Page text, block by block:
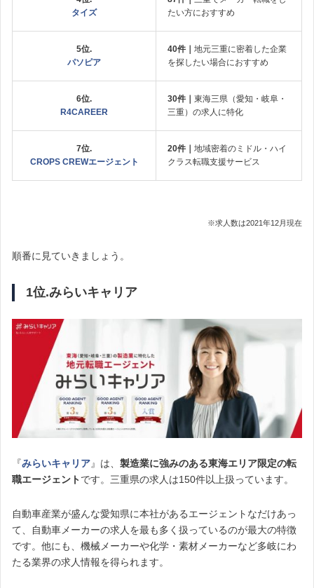
タイズ
たい方におすすめ
5位.
パソピア
40件｜ 地元三重に密着した企業
を探したい場合におすすめ
6位.
R4CAREER
30件｜ 東海三県（愛知・岐阜・
三重）の求人に特化
7位.
CROPS CREWエージェント
20件｜ 地域密着のミドル・ハイ
クラス転職支援サービス
※求人数は2021年12月現在
順番に見ていきましょう。
1位.みらいキャリア
『みらいキャリア』は、 製造業に強みのある東海エリア限定の転
職エージェントです。三重県の求人は150件以上扱っています。
自動車産業が盛んな愛知県に本社があるエージェントなだけあっ
て、自動車メーカーの求人を最も多く扱っているのが最大の特徴
です。他にも、機械メーカーや化学・素材メーカーなど多岐にわ
たる業界の求人情報を得られます。